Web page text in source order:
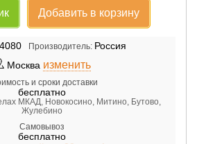
Добавить в корзину
Производитель: Россия
Москва изменить
и сроки доставки
бесплатно
МКАД, Новокосино, Митино, Бутово,
Жулебино
Самовывоз
бесплатно